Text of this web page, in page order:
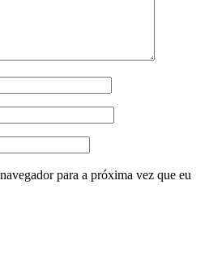
para a próxima vez que eu